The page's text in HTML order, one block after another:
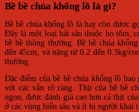
Bề bề chúa khổng lồ là gì?
Bề bề chúa khổng lồ là hay còn được
Đây là một loại hải sản thuộc họ tôm,
bề bề thông thường. Bề bề chúa
đến 45cm, và nặng từ 0.2 đến 0.3kg/
thường.
Đặc điểm của bề bề chúa khổng lồ
với các vằn rõ ràng. Thịt của bề bề
ngon, được đánh giá cao hơn cả thịt
ở các vùng biển sâu và ít bị người khai